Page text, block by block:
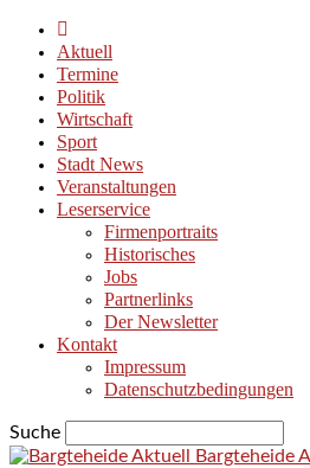
Aktuell
Termine
Politik
Wirtschaft
Sport
Stadt News
Veranstaltungen
Leserservice
Firmenportraits
Historisches
Jobs
Partnerlinks
Der Newsletter
Kontakt
Impressum
Datenschutzbedingungen
Suche
Bargteheide